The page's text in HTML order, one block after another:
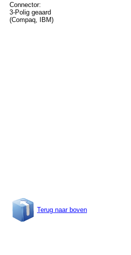
Connector:
3-Polig geaard
(Compaq, IBM)
Terug naar boven